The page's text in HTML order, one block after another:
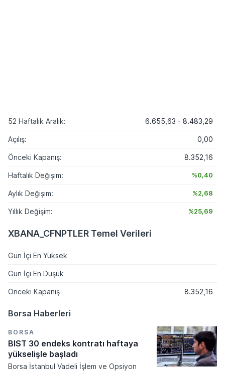
52 Haftalık Aralık: 6.655,63 - 8.483,29
Açılış: 0,00
Önceki Kapanış: 8.352,16
Haftalık Değişim: %0,40
Aylık Değişim: %2,68
Yıllık Değişim: %25,69
XBANA_CFNPTLER Temel Verileri
Gün İçi En Yüksek
Gün İçi En Düşük
Önceki Kapanış 8.352,16
Borsa Haberleri
BORSA
BIST 30 endeks kontratı haftaya
yükselişle başladı
Borsa İstanbul Vadeli İşlem ve Opsiyon